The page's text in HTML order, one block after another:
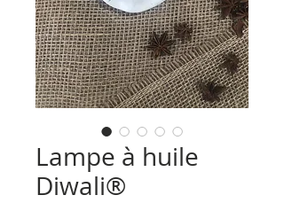
Lampe à huile
Diwali®